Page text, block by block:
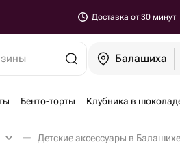
Доставка от 30 минут
Балашиха
Бенто-торты Клубника в
Детские аксессуары в Балашихе